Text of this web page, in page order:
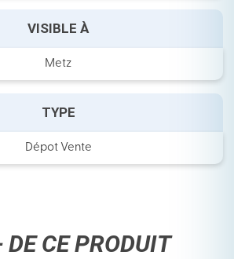
VISIBLE À
Metz
TYPE
Dépot Vente
DE CE PRODUIT